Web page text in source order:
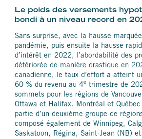
Le poids des versements
bondi à un niveau record en
Sans surprise, avec la hausse
pandémie, puis ensuite la hausse
d’intérêt en 2022, l’abordabilité des
détériorée de manière drastique en
canadienne, le taux d’effort a atteint
60 % du revenu au 4e trimestre de
sommets pour les régions de
Ottawa et Halifax. Montréal et
partie d’un deuxième groupe de
composé également de Winnipeg,
Saskatoon, Régina, Saint-Jean (NB)